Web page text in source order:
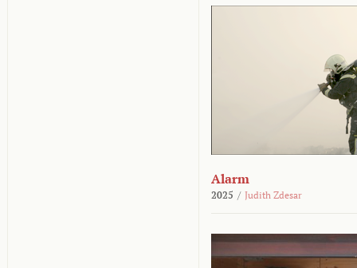
Alarm
2025 / Judith Zdesar